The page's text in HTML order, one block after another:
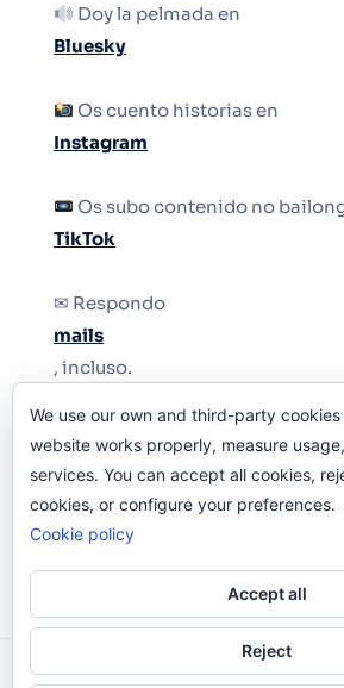
Doy la pelmada en
Bluesky
Os cuento historias en
Instagram
Os subo contenido no
TikTok
✉ Respondo
mails
, incluso.
Y si una persona no puede
le quiten el teléfono.
Odi O'Malley © 2016-2025.
We use our own and third-party
website works properly, measure
services. You can accept all cookies,
cookies, or configure your preferences.
Cookie policy
Accept all
Reject